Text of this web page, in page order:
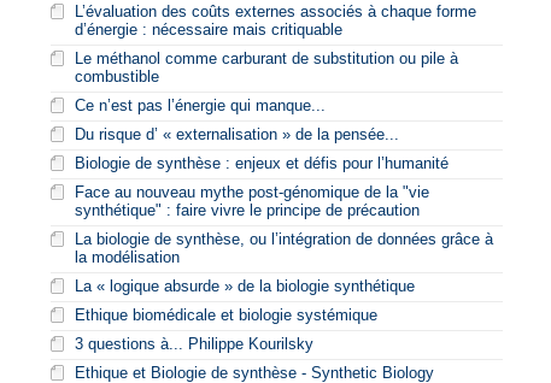
L’évaluation des coûts externes associés à chaque forme
d’énergie : nécessaire mais critiquable
Le méthanol comme carburant de substitution ou pile à
combustible
Ce n’est pas l’énergie qui manque...
Du risque d’ « externalisation » de la pensée...
Biologie de synthèse : enjeux et défis pour l’humanité
Face au nouveau mythe post-génomique de la "vie
synthétique" : faire vivre le principe de précaution
La biologie de synthèse, ou l’intégration de données grâce à
la modélisation
La « logique absurde » de la biologie synthétique
Ethique biomédicale et biologie systémique
3 questions à... Philippe Kourilsky
Ethique et Biologie de synthèse - Synthetic Biology